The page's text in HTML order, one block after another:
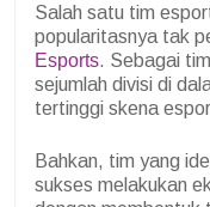
Salah satu tim
popularitasnya tak
Esports. Sebagai
sejumlah divisi di
tertinggi skena
Bahkan, tim yang
sukses melakukan